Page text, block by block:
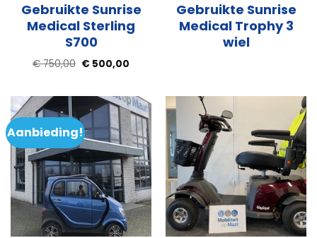
Gebruikte Sunrise
Medical Sterling
S700
€750,00 Oorspronkelijke
€ 500,00
Gebruikte Sunrise
Medical Trophy 3
wiel
Aanbieding!